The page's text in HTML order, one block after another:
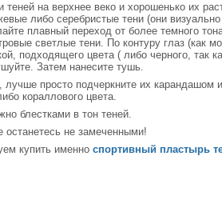
на верхнее веко и хорошенько их
либо серебристые тени (они визуально
плавный переход от более темного
светлые тени. По контуру глаз (как
подходящего цвета ( либо черного, так
Затем нанесите тушь.
просто подчеркните их карандашом и
кораллового цвета.
блестками в тон теней.
не замеченными!
купить именно спортивный пластырь